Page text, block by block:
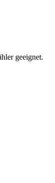
geeignet.